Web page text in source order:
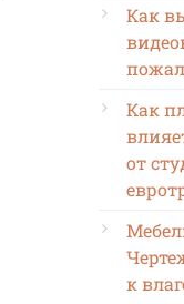
Как
Как
от
к